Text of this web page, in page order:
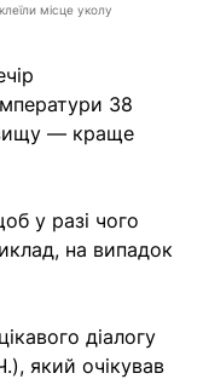
місце уколу
38
— краще
у разі чого
на випадок
діалогу
який очікував